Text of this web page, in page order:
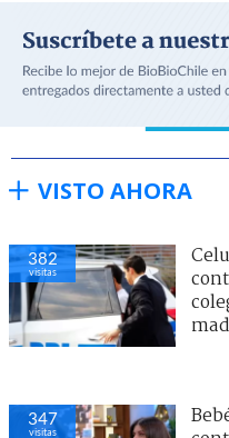
VISTO AHORA
382
visitas
347
visitas